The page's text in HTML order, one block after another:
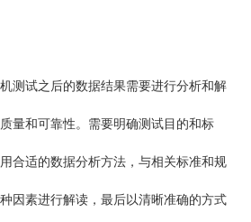
测试之后的数据结果需要进行分析和解
量和可靠性。需要明确测试目的和标
合适的数据分析方法，与相关标准和规
因素进行解读，最后以清晰准确的方式